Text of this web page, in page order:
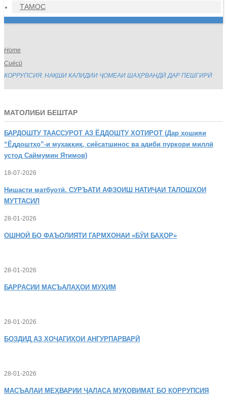
ТАМОС
Home
Сиёсӣ
КОРРУПСИЯ: НАҚШИ КАЛИДИИ ҶОМЕАИ ШАҲРВАНДӢ ДАР ПЕШГИРӢ
МАТОЛИБИ БЕШТАР
БАРДОШТУ ТААССУРОТ АЗ ЁДДОШТУ ХОТИРОТ (Дар ҳошияи
“Ёддоштҳо”-и муҳаққиқ, сиёсатшинос ва адиби пуркори миллӣ
устод Саймумин Ятимов)
18-07-2026
Нишасти матбуотӣ. СУРЪАТИ АФЗОИШ НАТИҶАИ ТАЛОШҲОИ
МУТТАСИЛ
28-01-2026
ОШНОӢ БО ФАЪОЛИЯТИ ГАРМХОНАИ «БӮИ БАҲОР»
28-01-2026
БАРРАСИИ МАСЪАЛАҲОИ МУҲИМ
28-01-2026
БОЗДИД АЗ ХОҶАГИҲОИ АНГУРПАРВАРӢ
28-01-2026
МАСЪАЛАИ МЕҲВАРИИ ҶАЛАСА МУҚОВИМАТ БО КОРРУПСИЯ